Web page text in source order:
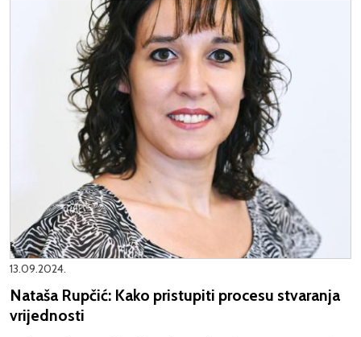
13.09.2024.
Nataša Rupčić: Kako pristupiti procesu stvaranja
vrijednosti